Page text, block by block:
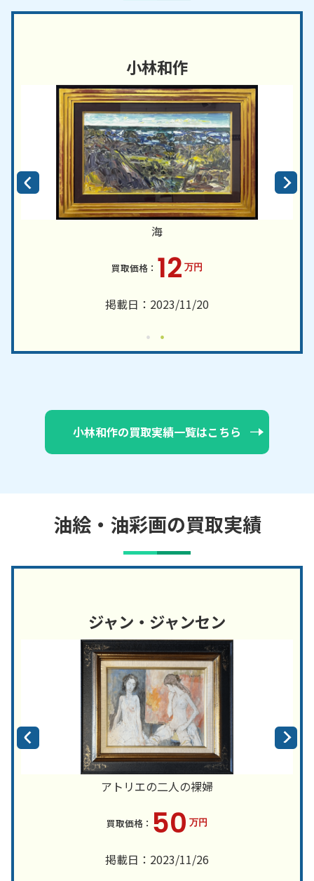
小林和作
海
12 万円
掲載日：2023/11/20
小林和作の買取実績一覧はこちら
油絵・油彩画の買取実績
ジャン・ジャンセン
アトリエの二人の裸婦
50 万円
掲載日：2023/11/26